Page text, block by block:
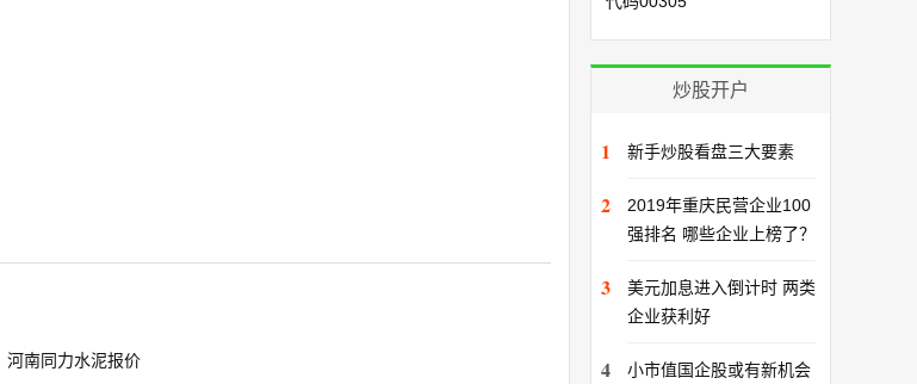
河南同力水泥报价
炒股开户
1 新手炒股看盘三大要素
2
2019年重庆民营企业100
强排名 哪些企业上榜了？
3
美元加息进入倒计时 两类
企业获利好
4 小市值国企股或有新机会